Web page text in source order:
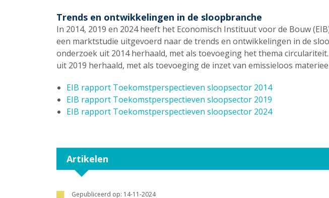
Trends en ontwikkelingen in de sloopbranche
In 2014, 2019 en 2024 heeft het Economisch Instituut voor de Bouw
een marktstudie uitgevoerd naar de trends en ontwikkelingen in de
onderzoek uit 2014 herhaald, met als toevoeging het thema
uit 2019 herhaald, met als toevoeging de inzet van emissieloos
EIB rapport Toekomstperspectieven sloopsector 2014
EIB rapport Toekomstperspectieven sloopsector 2019
EIB rapport Toekomstperspectieven sloopsector 2024
Artikelen
Gepubliceerd op: 14-11-2024